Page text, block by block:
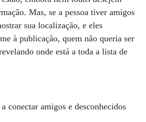
Mas, se a pessoa tiver amigos
sua localização, e eles
à publicação, quem não queria ser
onde está a toda a lista de
conectar amigos e desconhecidos